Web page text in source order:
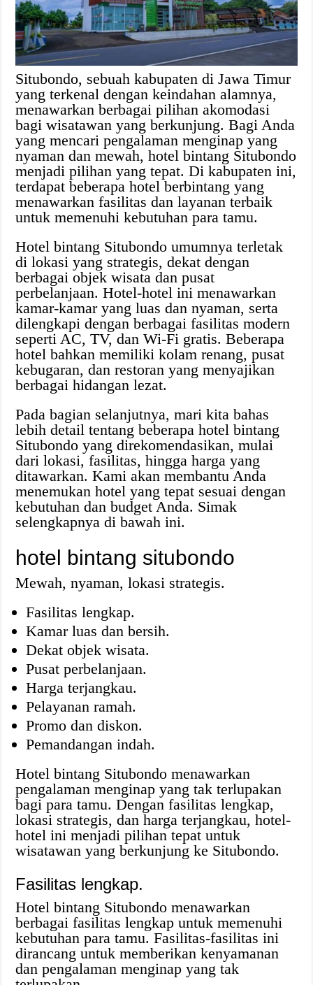
Situbondo, sebuah kabupaten di Jawa Timur
yang terkenal dengan keindahan alamnya,
menawarkan berbagai pilihan akomodasi
bagi wisatawan yang berkunjung. Bagi Anda
yang mencari pengalaman menginap yang
nyaman dan mewah, hotel bintang Situbondo
menjadi pilihan yang tepat. Di kabupaten ini,
terdapat beberapa hotel berbintang yang
menawarkan fasilitas dan layanan terbaik
untuk memenuhi kebutuhan para tamu.
Hotel bintang Situbondo umumnya terletak
di lokasi yang strategis, dekat dengan
berbagai objek wisata dan pusat
perbelanjaan. Hotel-hotel ini menawarkan
kamar-kamar yang luas dan nyaman, serta
dilengkapi dengan berbagai fasilitas modern
seperti AC, TV, dan Wi-Fi gratis. Beberapa
hotel bahkan memiliki kolam renang, pusat
kebugaran, dan restoran yang menyajikan
berbagai hidangan lezat.
Pada bagian selanjutnya, mari kita bahas
lebih detail tentang beberapa hotel bintang
Situbondo yang direkomendasikan, mulai
dari lokasi, fasilitas, hingga harga yang
ditawarkan. Kami akan membantu Anda
menemukan hotel yang tepat sesuai dengan
kebutuhan dan budget Anda. Simak
selengkapnya di bawah ini.
hotel bintang situbondo
Mewah, nyaman, lokasi strategis.
Fasilitas lengkap.
Kamar luas dan bersih.
Dekat objek wisata.
Pusat perbelanjaan.
Harga terjangkau.
Pelayanan ramah.
Promo dan diskon.
Pemandangan indah.
Hotel bintang Situbondo menawarkan
pengalaman menginap yang tak terlupakan
bagi para tamu. Dengan fasilitas lengkap,
lokasi strategis, dan harga terjangkau, hotel-
hotel ini menjadi pilihan tepat untuk
wisatawan yang berkunjung ke Situbondo.
Fasilitas lengkap.
Hotel bintang Situbondo menawarkan
berbagai fasilitas lengkap untuk memenuhi
kebutuhan para tamu. Fasilitas-fasilitas ini
dirancang untuk memberikan kenyamanan
dan pengalaman menginap yang tak